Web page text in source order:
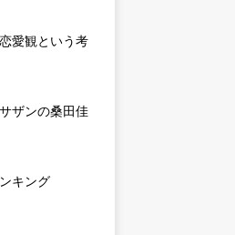
愛観という考
ザンの桑田佳
キング